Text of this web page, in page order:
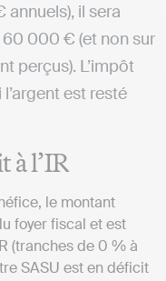
il sera
000 € (et non sur
perçus). L’impôt
est resté
à l’IR
le montant
foyer fiscal et est
(tranches de 0 % à
SASU est en déficit